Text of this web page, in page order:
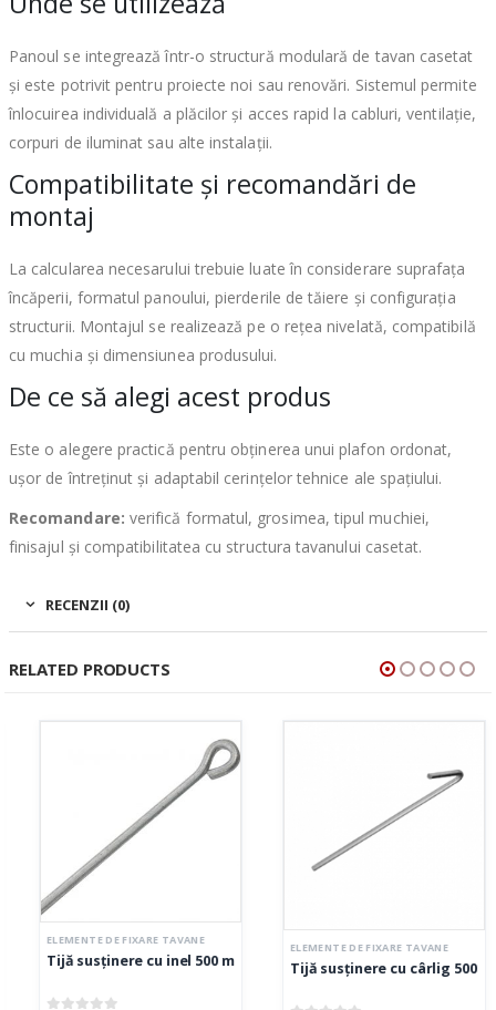
Panoul se integrează într-o structură modulară de tavan casetat
și este potrivit pentru proiecte noi sau renovări. Sistemul permite
înlocuirea individuală a plăcilor și acces rapid la cabluri, ventilație,
corpuri de iluminat sau alte instalații.
Compatibilitate și recomandări de
montaj
La calcularea necesarului trebuie luate în considerare suprafața
încăperii, formatul panoului, pierderile de tăiere și configurația
structurii. Montajul se realizează pe o rețea nivelată, compatibilă
cu muchia și dimensiunea produsului.
De ce să alegi acest produs
Este o alegere practică pentru obținerea unui plafon ordonat,
ușor de întreținut și adaptabil cerințelor tehnice ale spațiului.
Recomandare: verifică formatul, grosimea, tipul muchiei,
finisajul și compatibilitatea cu structura tavanului casetat.
RECENZII (0)
RELATED PRODUCTS
ELEMENTE DE FIXARE TAVANE
Tijă susținere cu inel 500 mm
ELEMENTE DE FIXARE TAVANE
Tijă susținere cu cârlig 500 mm